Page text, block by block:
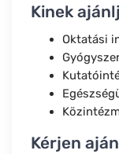
Kinek
Oktatási
Kérjen